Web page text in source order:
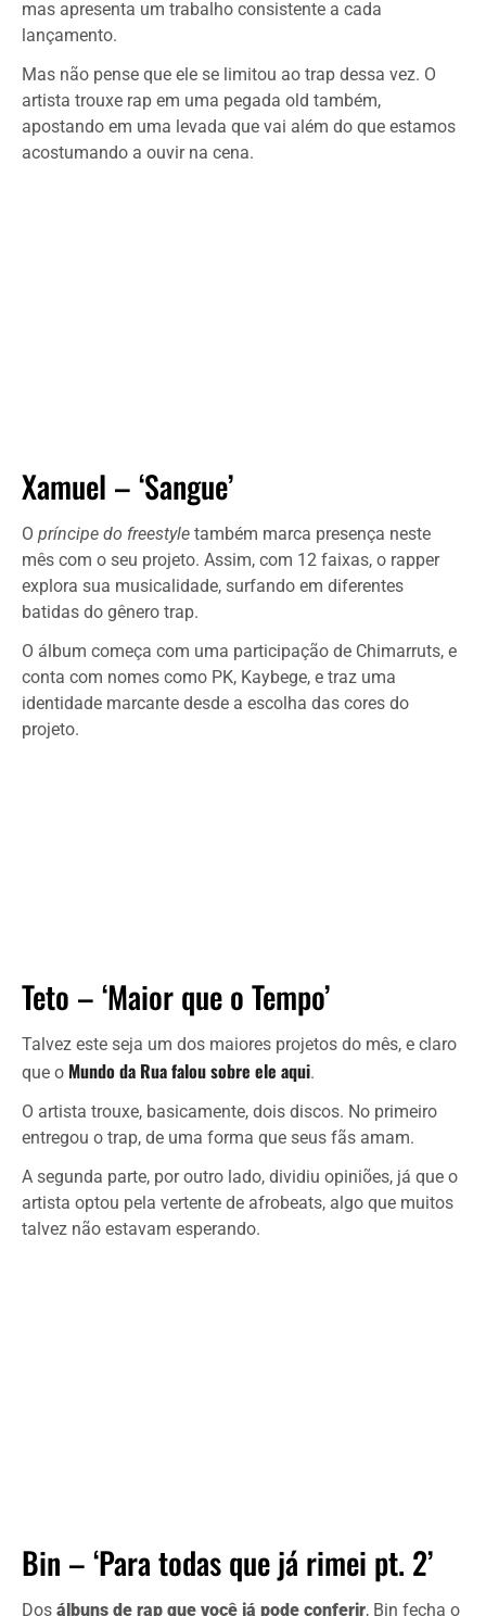
mas apresenta um trabalho consistente a cada
lançamento.
Mas não pense que ele se limitou ao trap dessa vez. O
artista trouxe rap em uma pegada old também,
apostando em uma levada que vai além do que estamos
acostumando a ouvir na cena.
Xamuel – ‘Sangue’
O príncipe do freestyle também marca presença neste
mês com o seu projeto. Assim, com 12 faixas, o rapper
explora sua musicalidade, surfando em diferentes
batidas do gênero trap.
O álbum começa com uma participação de Chimarruts, e
conta com nomes como PK, Kaybege, e traz uma
identidade marcante desde a escolha das cores do
projeto.
Teto – ‘Maior que o Tempo’
Talvez este seja um dos maiores projetos do mês, e claro
que o Mundo da Rua falou sobre ele aqui.
O artista trouxe, basicamente, dois discos. No primeiro
entregou o trap, de uma forma que seus fãs amam.
A segunda parte, por outro lado, dividiu opiniões, já que o
artista optou pela vertente de afrobeats, algo que muitos
talvez não estavam esperando.
Bin – ‘Para todas que já rimei pt. 2’
Dos álbuns de rap que você já pode conferir, Bin fecha o